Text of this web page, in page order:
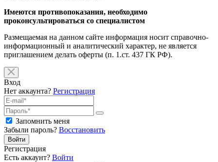
Имеются противопоказания, необходимо
проконсультироваться со специалистом
Размещаемая на данном сайте информация носит справочно-
информационный и аналитический характер, не является
приглашением делать оферты (п. 1.ст. 437 ГК РФ).
Вход
Нет аккаунта? Регистрация
Запомнить меня
Забыли пароль? Восстановить
Войти
Регистрация
Есть аккаунт? Войти